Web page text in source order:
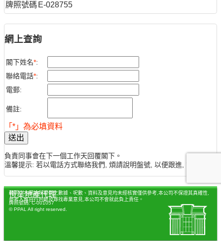
牌照號碼 E-028755
網上查詢
閣下姓名*:
聯絡電話*:
電郵:
備註:
「*」為必填資料
送出
負責同事會在下一個工作天回覆閣下。
溫馨提示: 若以電話方式聯絡我們, 煩請說明盤號, 以便跟進, 謝謝。
聲明：本網站所提供之數據、呎數、資料及意見均未經核實僅供參考,本公司不保證其真確性,
參考人應自行判斷及尋找專業意見,本公司不會就此負上責任。
恆業地產代理
牌照號碼: C-001057
© PPAL All right reserved.